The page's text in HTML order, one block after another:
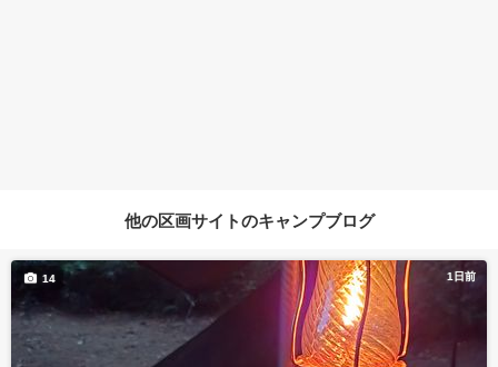
他の区画サイトのキャンプブログ
1日前
14